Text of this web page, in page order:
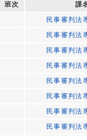
班次
課
民事審判法
民事審判法
民事審判法
民事審判法
民事審判法
民事審判法
民事審判法
民事審判法